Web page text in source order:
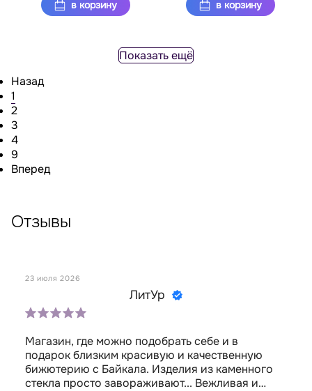
в корзину в корзину
Показать ещё
Назад
1
2
3
4
9
Вперед
Отзывы
23 июля 2026
ЛитУр
Магазин, где можно подобрать себе и в
подарок близким красивую и качественную
бижютерию с Байкала. Изделия из каменного
стекла просто завораживают... Вежливая и